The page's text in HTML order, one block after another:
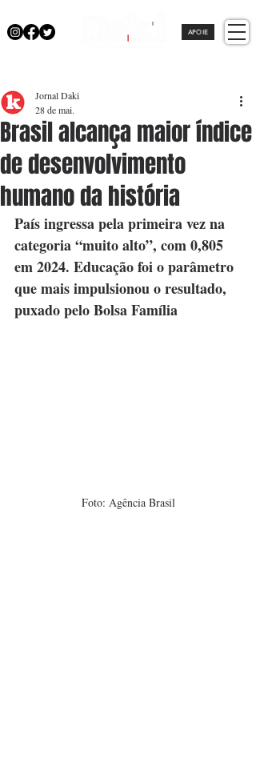
APOIE
Brasil alcança maior índice
de desenvolvimento
humano da história
Jornal Daki
28 de mai.
País ingressa pela primeira vez na
categoria “muito alto”, com 0,805
em 2024. Educação foi o parâmetro
que mais impulsionou o resultado,
puxado pelo Bolsa Família
Foto: Agência Brasil